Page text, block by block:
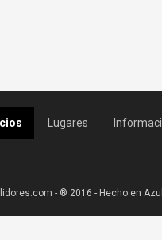
Lugares
- ® 2016 - Hecho en